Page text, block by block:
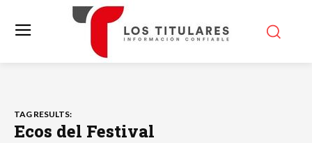
TAG RESULTS:
Ecos del Festival